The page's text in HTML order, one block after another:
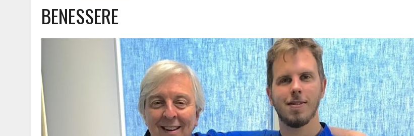
28 GENNAIO 2026 | DOVE LA CARNE DIVENTA MEMORIA: IL CORPO, L’ORIGINE, IL RITORNO. L’OPERA DI KIROLES BOSHRA È VITA VERA
18 DICEMBRE 2025
SAN CLEMENTE, AL VILLA ULTIMO ATTO DELLA PRIMA PARTE DI STAGIONE TEATRALE CON CLAUDIO MORICI SABATO 20
SAN CLEMENTE, SALA DEL CONSIGLIO INTITOLATA A GIACOMO MATTEOTTI: “VITTIMA DELLA FURIA FASCISTA”
PANETTONI, TORRONE E CONTRO-PANETTONE: IN VALCONCA VINCONO MARZIALI, BURESTA, BARTOLINI, BIGUCCI, TASINI
LA GUIDA FLOS OLEI INCORONA I “MAGNIFICI 7” DELL’EVO IN REGIONE: TRE POSTI D’ONORE TOCCANO ALLA VALCONCA
DANTE ALIGHIERI E L’USO DI PAPAVERINA: ECCO COME RIUSCÌ A COMPORRE TANTE OPERE COSÌ VOLUMINOSE
MONTESCUDO, AL TEATRO ROSASPINA PRIMA EDIZIONE DELL’ITALIAN PET FRIENDLY GALÀ IDEATO DA MARCO BONINI
CATTOLICA, I FRATELLI RAUCCI CONFERMANO LA LORO STELLA DEL PREMIO GUIDA CHEF DI PIZZA: “UN GRANDE ONORE”
BENESSERE